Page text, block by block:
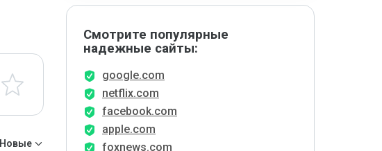
Новые
Смотрите популярные
надежные сайты:
google.com
netflix.com
facebook.com
apple.com
foxnews.com